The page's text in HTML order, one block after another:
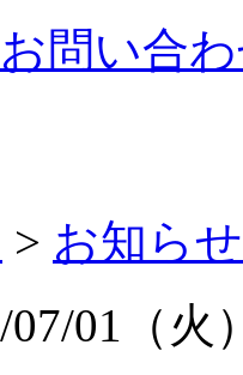
問い合
> お知ら
01（火